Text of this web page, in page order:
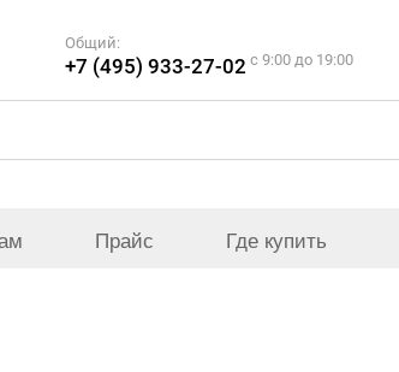
Общий:
+7 (495) 933-27-02 c 9:00 до 19:00
Прайс Где купить